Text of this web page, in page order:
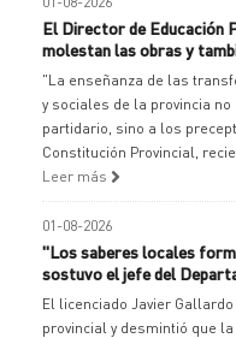
El Director de Educación
molestan las obras y
"La enseñanza de las
y sociales de la provincia
partidario, sino a los
Constitución Provincial,
Leer más
01-08-2026
"Los saberes locales
sostuvo el jefe del
El licenciado Javier
provincial y desmintió que